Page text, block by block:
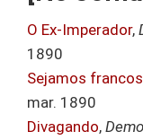
O Ex-Imperador,
1890
Sejamos francos
mar. 1890
Divagando,